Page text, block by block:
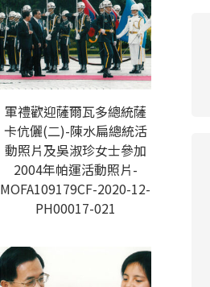
軍禮歡迎薩爾瓦多總統薩
卡伉儷(二)-陳水扁總統活
動照片及吳淑珍女士參加
2004年帕運活動照片-
MOFA109179CF-2020-12-
PH00017-021